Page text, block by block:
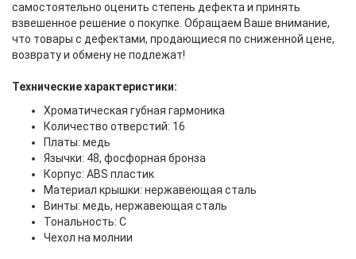
самостоятельно оценить степень дефекта и принять
взвешенное решение о покупке. Обращаем Ваше внимание,
что товары с дефектами, продающиеся по сниженной цене,
возврату и обмену не подлежат!
Технические характеристики:
Хроматическая губная гармоника
Количество отверстий: 16
Платы: медь
Язычки: 48, фосфорная бронза
Корпус: ABS пластик
Материал крышки: нержавеющая сталь
Винты: медь, нержавеющая сталь
Тональность: C
Чехол на молнии